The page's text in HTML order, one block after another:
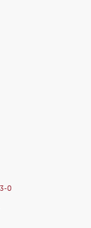
0